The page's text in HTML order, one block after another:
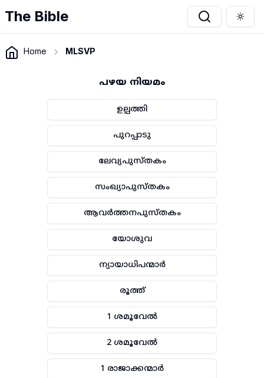
The Bible
Home MLSVP
പഴയ നിയമം
ഉല്പത്തി
പുറപ്പാടു
ലേവ്യപുസ്തകം
സംഖ്യാപുസ്തകം
ആവർത്തനപുസ്തകം
യോശുവ
ന്യായാധിപന്മാർ
രൂത്ത്
1 ശമൂവേൽ
2 ശമൂവേൽ
1 രാജാക്കന്മാർ